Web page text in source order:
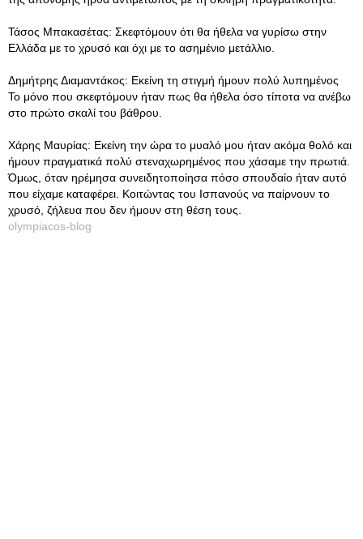
Τάσος Μπακασέτας: Σκεφτόμουν ότι θα ήθελα να γυρίσω στην
Ελλάδα με το χρυσό και όχι με το ασημένιο μετάλλιο.
Δημήτρης Διαμαντάκος: Εκείνη τη στιγμή ήμουν πολύ λυπημένος
Το μόνο που σκεφτόμουν ήταν πως θα ήθελα όσο τίποτα να ανέβω
στο πρώτο σκαλί του βάθρου.
Χάρης Μαυρίας: Εκείνη την ώρα το μυαλό μου ήταν ακόμα θολό και
ήμουν πραγματικά πολύ στεναχωρημένος που χάσαμε την πρωτιά.
Όμως, όταν ηρέμησα συνειδητοποίησα πόσο σπουδαίο ήταν αυτό
που είχαμε καταφέρει. Κοιτώντας του Ισπανούς να παίρνουν το
χρυσό, ζήλευα που δεν ήμουν στη θέση τους.
olympiacos-blog